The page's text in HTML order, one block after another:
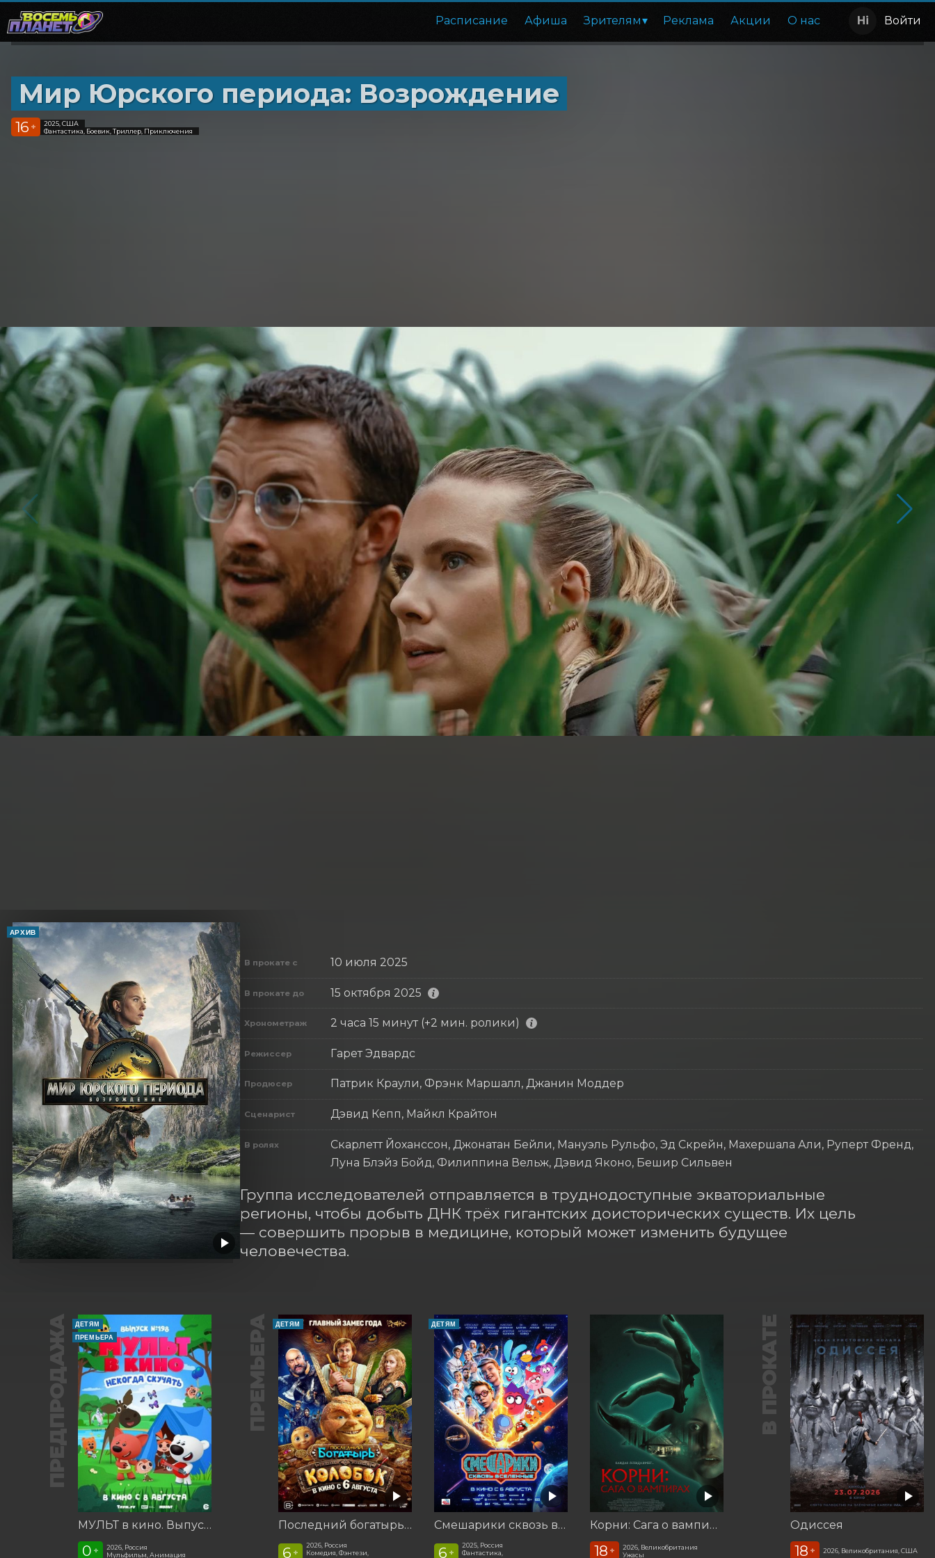
Расписание Афиша Зрителям Реклама Акции О нас Войти
Мир Юрского периода: Возрождение
16 +
2025, США
Фантастика, Боевик, Триллер, Приключения
АРХИВ
В прокате с 10 июля 2025
В прокате до 15 октября 2025
Хронометраж 2 часа 15 минут (+2 мин. ролики)
Режиссер Гарет Эдвардс
Продюсер Патрик Краули, Фрэнк Маршалл, Джанин Моддер
Сценарист Дэвид Кепп, Майкл Крайтон
В ролях
Скарлетт Йоханссон, Джонатан Бейли, Мануэль Рульфо, Эд Скрейн, Махершала Али, Руперт Френд,
Луна Блэйз Бойд, Филиппина Вельж, Дэвид Яконо, Бешир Сильвен
Группа исследователей отправляется в труднодоступные экваториальные
регионы, чтобы добыть ДНК трёх гигантских доисторических существ. Их цель
— совершить прорыв в медицине, который может изменить будущее
человечества.
ПРЕДПРОДАЖА
ДЕТЯМ
ПРЕМЬЕРА
МУЛЬТ в кино. Выпуск №198. Некогда скучать
0 +
2026, Россия
Мульфильм, Анимация
ПРЕМЬЕРА ДЕТЯМ
Последний богатырь. Колобок
6 +
2026, Россия
Комедия, Фэнтези,
ДЕТЯМ
Смешарики сквозь вселенные
6 +
2025, Россия
Фантастика,
Корни: Сага о вампирах
18 +
2026, Великобритания
Ужасы
В ПРОКАТЕ
Одиссея
18 + 2026, Великобритания, США